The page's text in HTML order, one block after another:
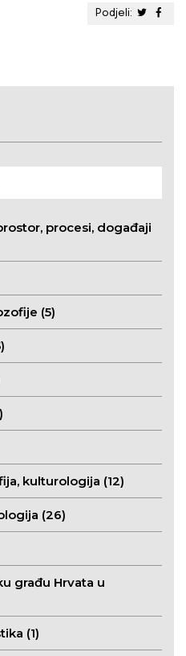
Podjeli:
procesi, događaji
(5)
kulturologija (12)
(26)
građu Hrvata u
(1)